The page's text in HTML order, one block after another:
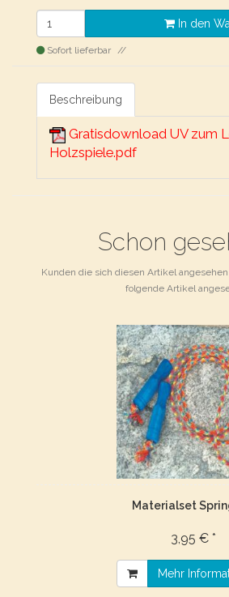
In den
Sofort lieferbar
Beschreibung
Gratisdownload UV zum
Holzspiele.pdf
Schon
Kunden die sich diesen Artikel
folgende Artikel
Materialset
3,95 € *
Mehr